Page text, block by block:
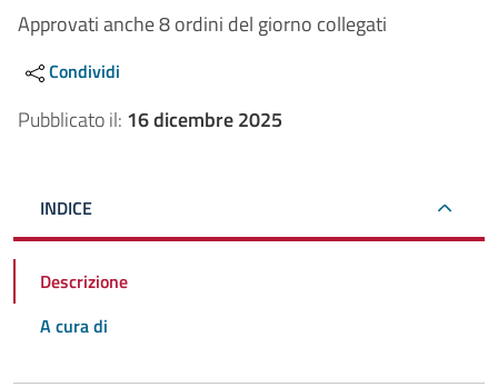
Approvati anche 8 ordini del giorno collegati
Condividi
Pubblicato il: 16 dicembre 2025
INDICE
Descrizione
A cura di